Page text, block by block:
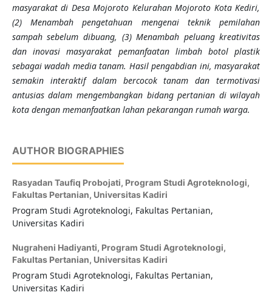
masyarakat di Desa Mojoroto Kelurahan Mojoroto Kota Kediri,
(2) Menambah pengetahuan mengenai teknik pemilahan
sampah sebelum dibuang, (3) Menambah peluang kreativitas
dan inovasi masyarakat pemanfaatan limbah botol plastik
sebagai wadah media tanam. Hasil pengabdian ini, masyarakat
semakin interaktif dalam bercocok tanam dan termotivasi
antusias dalam mengembangkan bidang pertanian di wilayah
kota dengan memanfaatkan lahan pekarangan rumah warga.
AUTHOR BIOGRAPHIES
Rasyadan Taufiq Probojati, Program Studi Agroteknologi,
Fakultas Pertanian, Universitas Kadiri
Program Studi Agroteknologi, Fakultas Pertanian,
Universitas Kadiri
Nugraheni Hadiyanti, Program Studi Agroteknologi,
Fakultas Pertanian, Universitas Kadiri
Program Studi Agroteknologi, Fakultas Pertanian,
Universitas Kadiri